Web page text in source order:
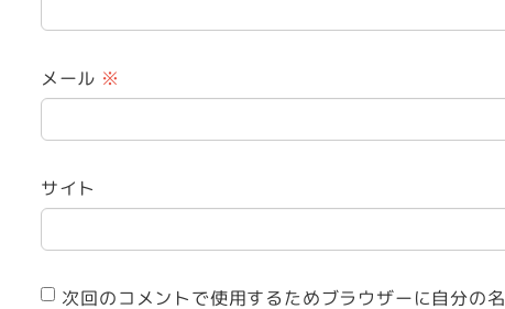
メール ※
サイト
次回のコメントで使用するためブラウザーに自分の